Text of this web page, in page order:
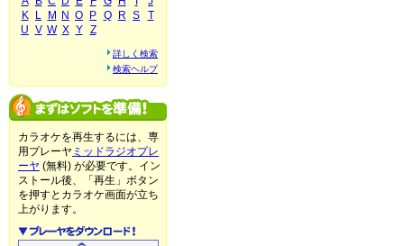
K
L M N O P Q R S
T
U V W X Y Z
詳しく検索
検索ヘルプ
カラオケを再生するには、専
用プレーヤ ミッドラジオプレ
ーヤ (無料) が必要です。イン
ストール後、「再生」ボタン
を押すとカラオケ画面が立ち
上がります。